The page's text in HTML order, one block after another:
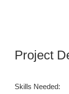
Project
Skills Needed: